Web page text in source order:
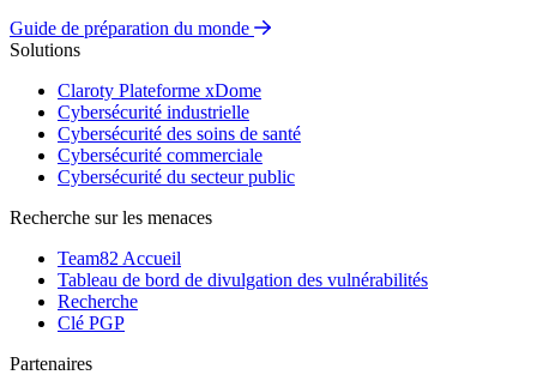
Guide de préparation du monde
Solutions
Claroty Plateforme xDome
Cybersécurité industrielle
Cybersécurité des soins de santé
Cybersécurité commerciale
Cybersécurité du secteur public
Recherche sur les menaces
Team82 Accueil
Tableau de bord de divulgation des vulnérabilités
Recherche
Clé PGP
Partenaires